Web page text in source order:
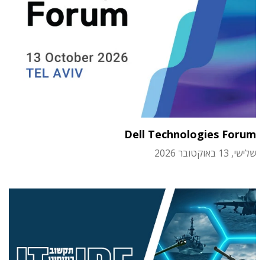
Dell Technologies Forum
שלישי, 13 באוקטובר 2026